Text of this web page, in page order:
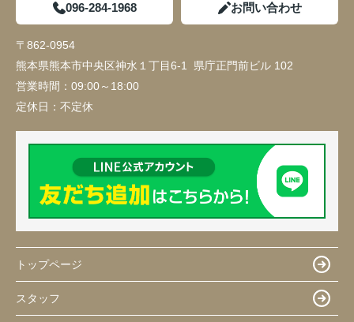
096-284-1968 お問い合わせ
〒862-0954
熊本県熊本市中央区神水１丁目6-1 県庁正門前ビル 102
営業時間： 09:00～18:00
定休日： 不定休
トップページ
スタッフ